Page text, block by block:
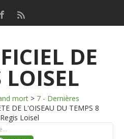
DE
LOISEL
mort > 7 - Dernières
DE L'OISEAU DU TEMPS 8
Loisel